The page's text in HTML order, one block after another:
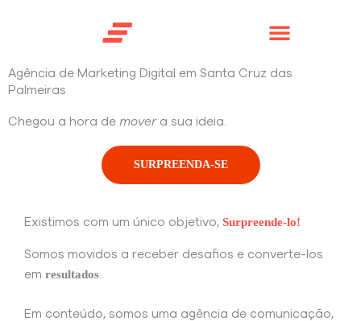
conteúdo
Agência de Marketing Digital em Santa Cruz das
Palmeiras
Chegou a hora de movera sua ideia.
SURPREENDA-SE
Existimos com um único objetivo, Surpreende-lo!
Somos movidos a receber desafios e converte-los
em resultados
Em conteúdo, somos uma agência de comunicação,